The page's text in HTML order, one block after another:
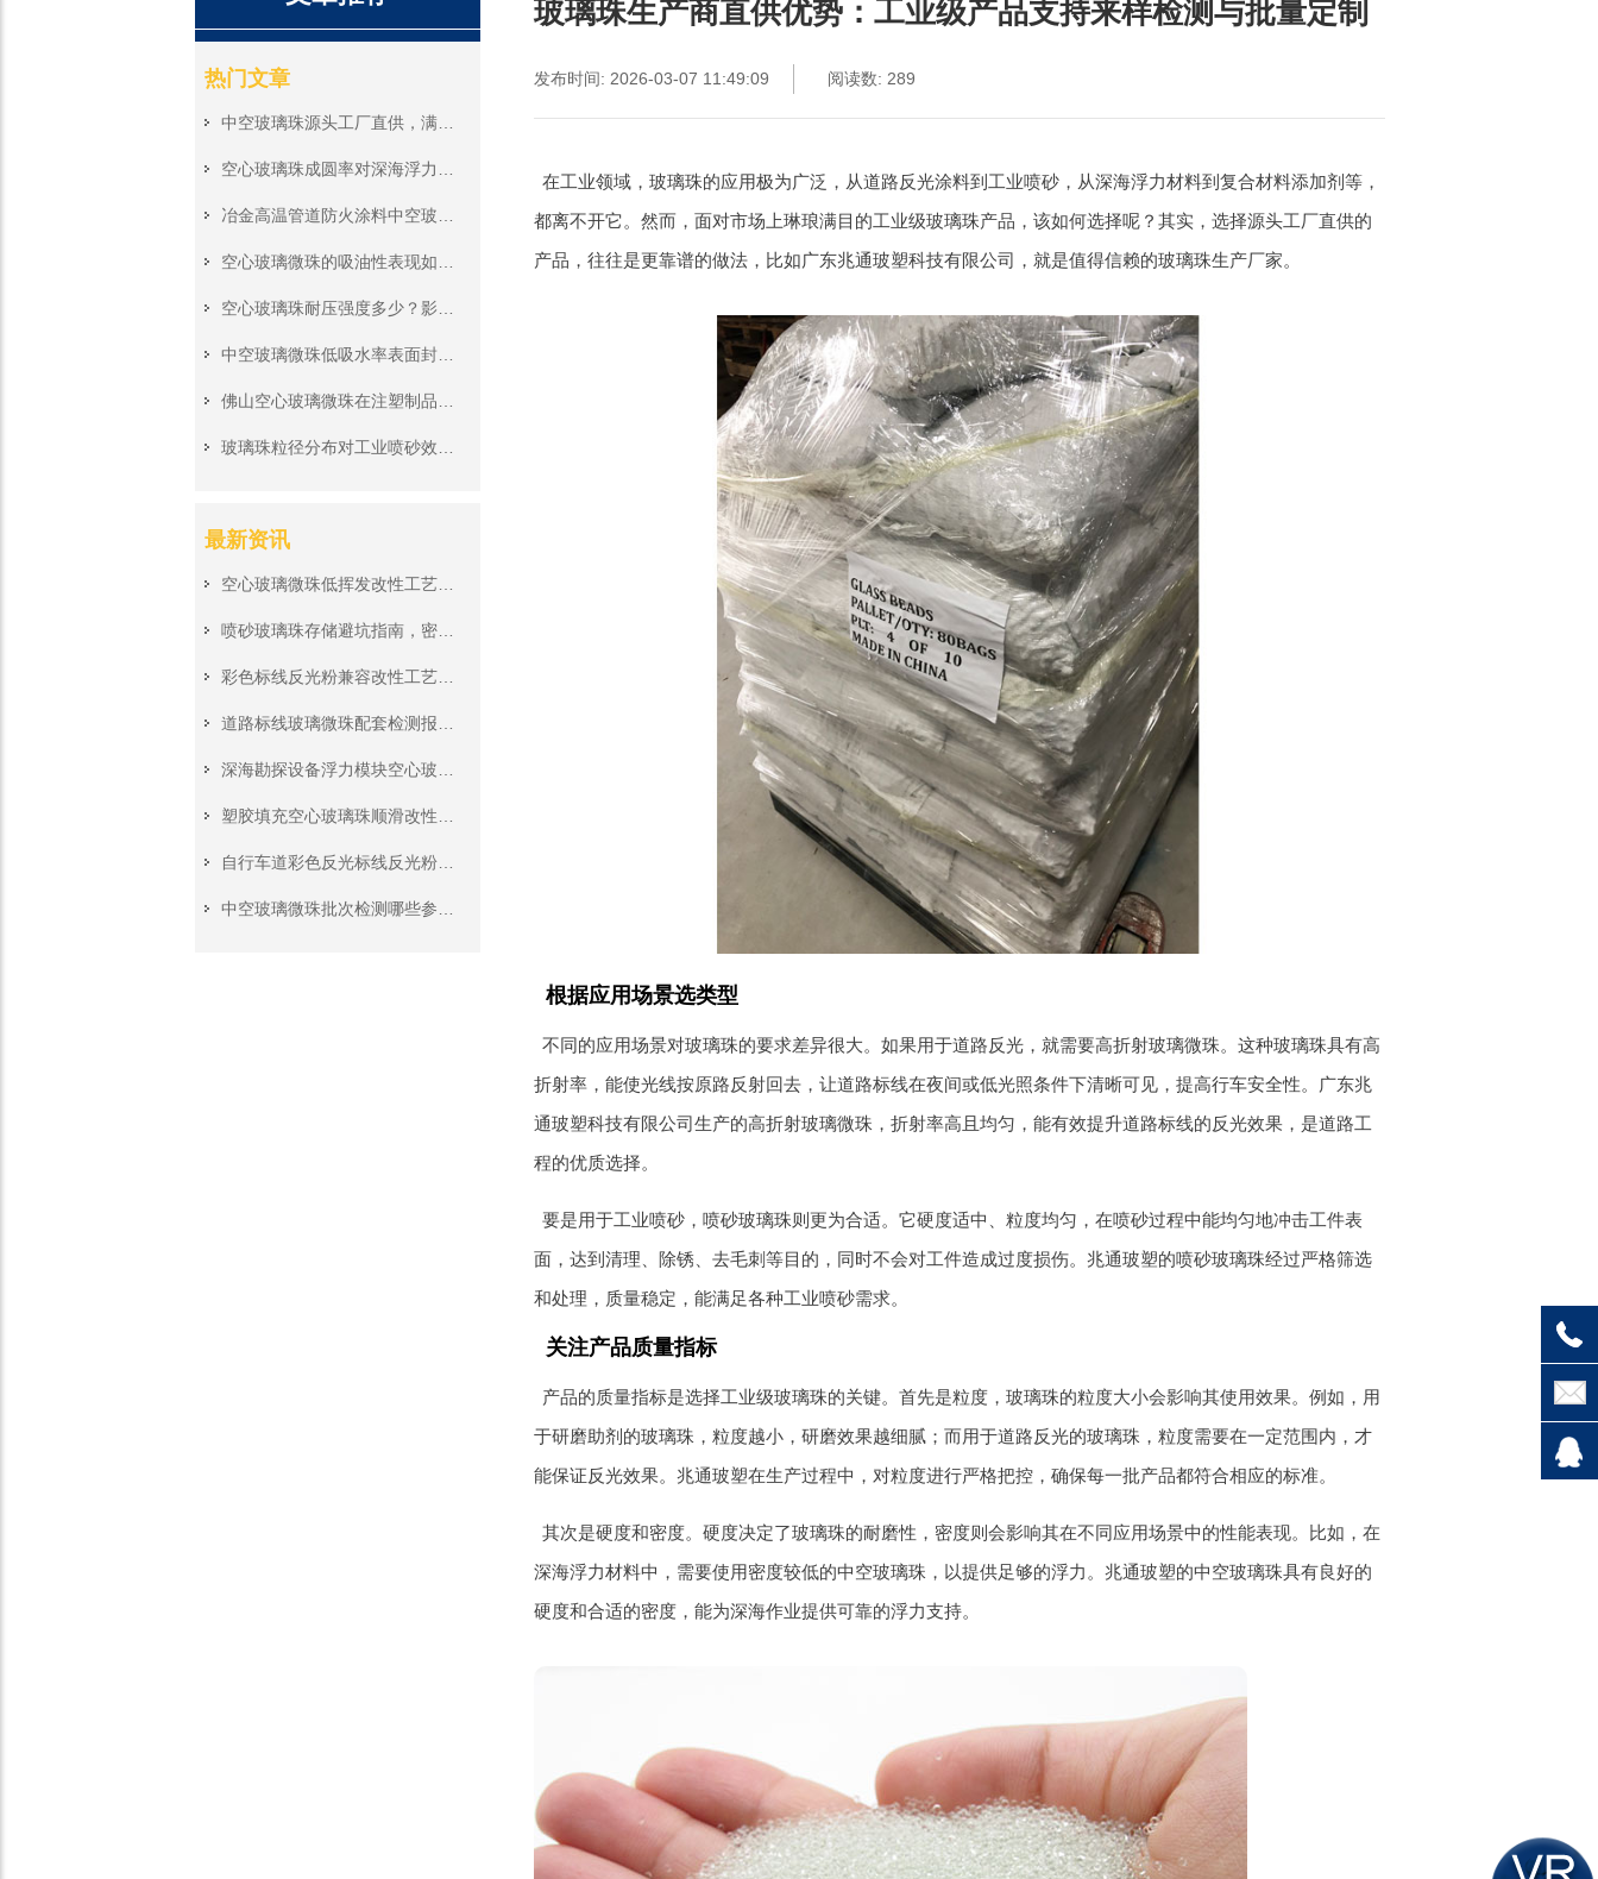
热门文章
中空玻璃珠源头工厂直供，满足工业级批量生产需求
中空玻璃微珠低吸水率表面封孔工艺，防水涂料添加杜绝分层起泡
最新资讯
空心玻璃微珠低挥发改性工艺，高温注塑成型无气泡无分解异味
喷砂玻璃珠存储避坑指南，密封防潮存放杜绝受潮结块影响加工
彩色标线反光粉兼容改性工艺，搭配各色热熔涂料不遮盖反光
自行车道彩色反光标线反光粉，非机动车道夜间警示施工原料
玻璃珠生产商直供优势：工业级产品支持来样检测与批量定制
发布时间: 2026-03-07 11:49:09 阅读数: 289
在工业领域，玻璃珠的应用极为广泛，从道路反光涂料到工业喷砂，从深海浮力材料到复合材料添加剂等，
都离不开它。然而，面对市场上琳琅满目的工业级玻璃珠产品，该如何选择呢？其实，选择源头工厂直供的
产品，往往是更靠谱的做法，比如广东兆通玻塑科技有限公司，就是值得信赖的玻璃珠生产厂家。
根据应用场景选类型
不同的应用场景对玻璃珠的要求差异很大。如果用于道路反光，就需要高折射玻璃微珠。这种玻璃珠具有高
折射率，能使光线按原路反射回去，让道路标线在夜间或低光照条件下清晰可见，提高行车安全性。广东兆
通玻塑科技有限公司生产的高折射玻璃微珠，折射率高且均匀，能有效提升道路标线的反光效果，是道路工
程的优质选择。
要是用于工业喷砂，喷砂玻璃珠则更为合适。它硬度适中、粒度均匀，在喷砂过程中能均匀地冲击工件表
面，达到清理、除锈、去毛刺等目的，同时不会对工件造成过度损伤。兆通玻塑的喷砂玻璃珠经过严格筛选
和处理，质量稳定，能满足各种工业喷砂需求。
关注产品质量指标
产品的质量指标是选择工业级玻璃珠的关键。首先是粒度，玻璃珠的粒度大小会影响其使用效果。例如，用
于研磨助剂的玻璃珠，粒度越小，研磨效果越细腻；而用于道路反光的玻璃珠，粒度需要在一定范围内，才
能保证反光效果。兆通玻塑在生产过程中，对粒度进行严格把控，确保每一批产品都符合相应的标准。
其次是硬度和密度。硬度决定了玻璃珠的耐磨性，密度则会影响其在不同应用场景中的性能表现。比如，在
深海浮力材料中，需要使用密度较低的中空玻璃珠，以提供足够的浮力。兆通玻塑的中空玻璃珠具有良好的
硬度和合适的密度，能为深海作业提供可靠的浮力支持。